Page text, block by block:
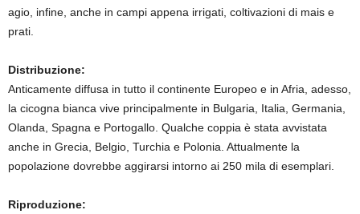
agio, infine, anche in campi appena irrigati, coltivazioni di mais e
prati.
Distribuzione:
Anticamente diffusa in tutto il continente Europeo e in Afria, adesso,
la cicogna bianca vive principalmente in Bulgaria, Italia, Germania,
Olanda, Spagna e Portogallo. Qualche coppia è stata avvistata
anche in Grecia, Belgio, Turchia e Polonia. Attualmente la
popolazione dovrebbe aggirarsi intorno ai 250 mila di esemplari.
Riproduzione: